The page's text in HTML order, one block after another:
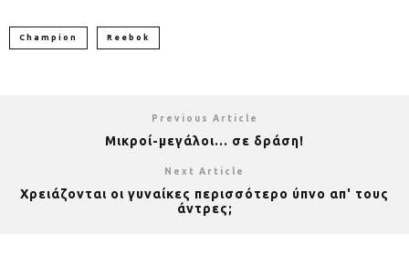
Champion Reebok
Previous Article
Μικροί-μεγάλοι… σε δράση!
Next Article
Χρειάζονται οι γυναίκες περισσότερο ύπνο απ' τους
άντρες;